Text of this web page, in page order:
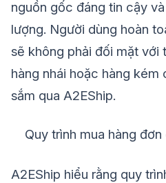
nguồn gốc đáng tin cậy
lượng. Người dùng hoàn
sẽ không phải đối mặt với
hàng nhái hoặc hàng kém
sắm qua A2EShip.
Quy trình mua hàng
A2EShip hiểu rằng quy